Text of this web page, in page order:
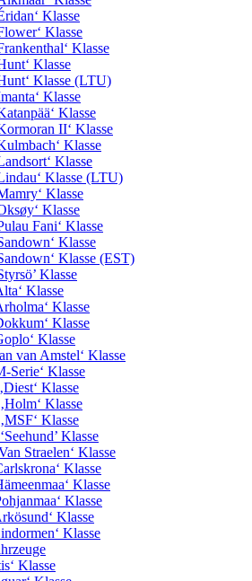
Klasse
Klasse
Klasse
Klasse
Klasse (LTU)
Klasse
Klasse
II‘ Klasse
Klasse
Klasse
Klasse (LTU)
Klasse
Klasse
Fani‘ Klasse
Klasse
Klasse (EST)
Klasse
Klasse
Klasse
Klasse
Klasse
van Amstel‘ Klasse
Serie‘ Klasse
Klasse
Klasse
Klasse
Klasse
Straelen‘ Klasse
Klasse
Klasse
Klasse
Klasse
Klasse
Klasse